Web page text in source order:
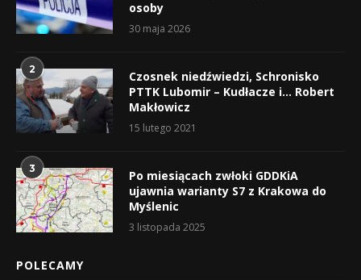
osoby
30 maja 2026
2
Czosnek niedźwiedzi, Schronisko
PTTK Lubomir – Kudłacze i… Robert
Makłowicz
15 lutego 2021
3
Po miesiącach zwłoki GDDKiA
ujawnia warianty S7 z Krakowa do
Myślenic
3 listopada 2025
POLECAMY